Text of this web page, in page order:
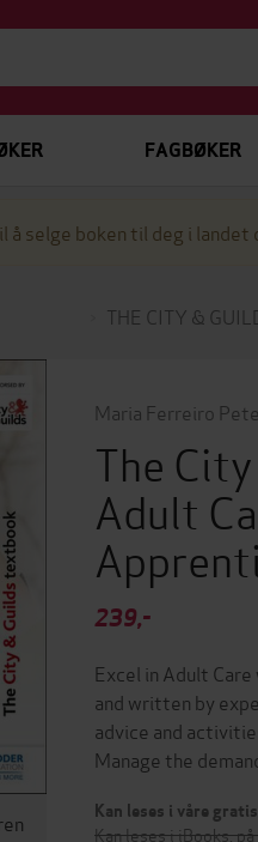
FAGBØKER
selge boken til deg i landet
THE CITY &
Maria Ferreiro
The
Adult
239,-
Excel in Adult
and written by
advice and
Manage the
Kan leses i våre
Kan leses i iBooks,